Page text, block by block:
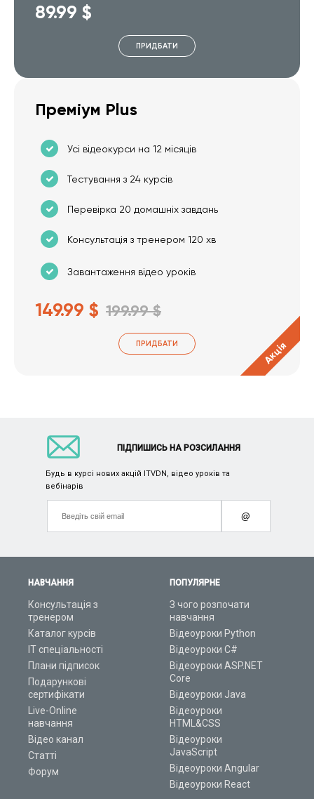
89.99 $
ПРИДБАТИ
Преміум Plus
Усі відеокурси на 12 місяців
Тестування з 24 курсів
Перевірка 20 домашніх завдань
Консультація з тренером 120 хв
Завантаження відео уроків
149.99 $ 199.99 $
ПРИДБАТИ Акція
НАВЧАННЯ
Консультація з
тренером
Каталог курсів
ІТ спеціальності
Плани підписок
Подарункові
сертифікати
Live-Online
навчання
Відео канал
Статті
Форум
ПОПУЛЯРНЕ
З чого розпочати
навчання
Відеоуроки Python
Відеоуроки C#
Відеоуроки ASP.NET
Core
Відеоуроки Java
Відеоуроки
HTML&CSS
Відеоуроки
JavaScript
Відеоуроки Angular
Відеоуроки React
ПІДПИШИСЬ НА РОЗСИЛАННЯ
Будь в курсі нових акцій ITVDN, відео уроків та
вебінарів
@